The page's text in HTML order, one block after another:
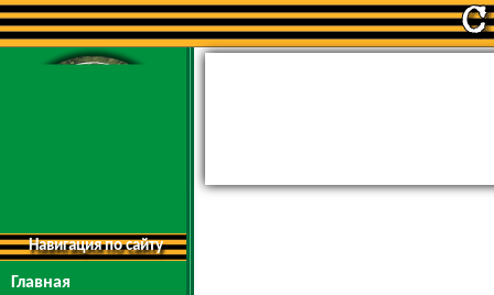
Навигация по сайту
Главная